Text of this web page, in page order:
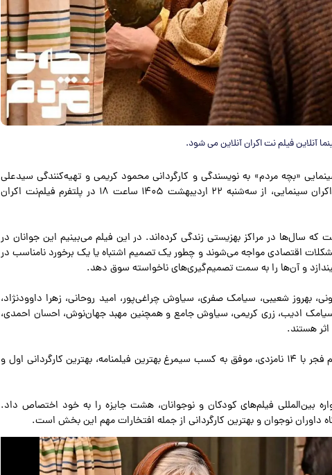
فیلم نت اکران آنلاین می شود.
«بچه مردم» به نویسندگی و کارگردانی محمود کریمی و تهیه‌کنندگی سیدعلی
احمدی پس از موفقیت در جشنواره‌ها و اکران سینمایی، از سه‌شنبه ۲۲ اردیبهشت ۱۴۰۵ ساعت ۱۸ در پلتفرم فیلم‌نت اکران
سال‌ها در مراکز بهزیستی زندگی کرده‌اند. در این فیلم می‌بینیم این جوانان در
اقتصادی مواجه می‌شوند و چطور یک تصمیم اشتباه یا یک برخورد نامناسب در
و آن‌ها را به سمت تصمیم‌گیری‌های ناخواسته سوق دهد.
بهروز شعیبی، سیامک صفری، سیاوش چراغی‌پور، امید روحانی، زهرا داوودنژاد،
سیامک ادیب، زری کریمی، سیاوش جامع و همچنین مهبد جهان‌نوش، احسان احمدی،
اثر هستند.
«بچه مردم» در چهل‌وسومین جشنواره فیلم فجر با ۱۴ نامزدی، موفق به کسب سیمرغ بهترین فیلمنامه، بهترین کارگردانی اول و
بین‌المللی فیلم‌های کودکان و نوجوانان، هشت جایزه را به خود اختصاص داد.
داوران نوجوان و بهترین کارگردانی از جمله افتخارات مهم این بخش است.